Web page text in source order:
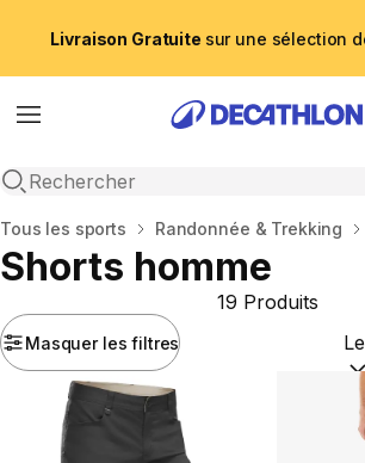
Livraison Gratuite sur une sélection
Menu
Recherche ouverte
Accueil
Tous les sports Randonnée & Trekking
Shorts homme
Masquer les filtres
19 Produits